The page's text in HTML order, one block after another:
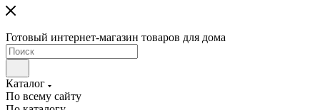
Готовый интернет-магазин товаров для дома
Каталог
По всему сайту